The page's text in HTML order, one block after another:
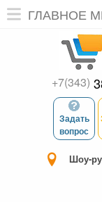
ГЛАВНОЕ
+7(343)
Задать
вопрос
Шоу-